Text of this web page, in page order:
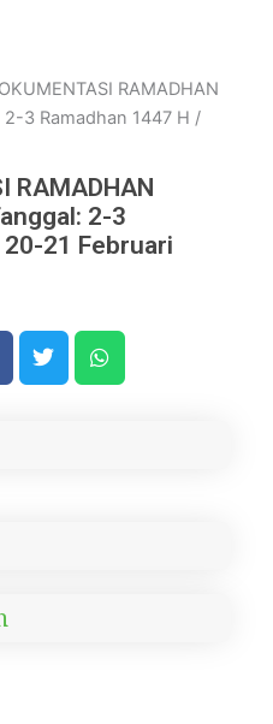
RAMADHAN
2-3 Ramadhan 1447 H /
RAMADHAN
2-3
21 Februari